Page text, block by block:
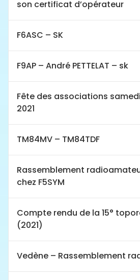
son certificat d’opérateur
F6ASC – SK
F9AP – André PETTELAT – sk
Fête des associations
2021
TM84MV – TM84TDF
Rassemblement
chez F5SYM
Compte rendu de la 15°
(2021)
Vedène – Rassemblement